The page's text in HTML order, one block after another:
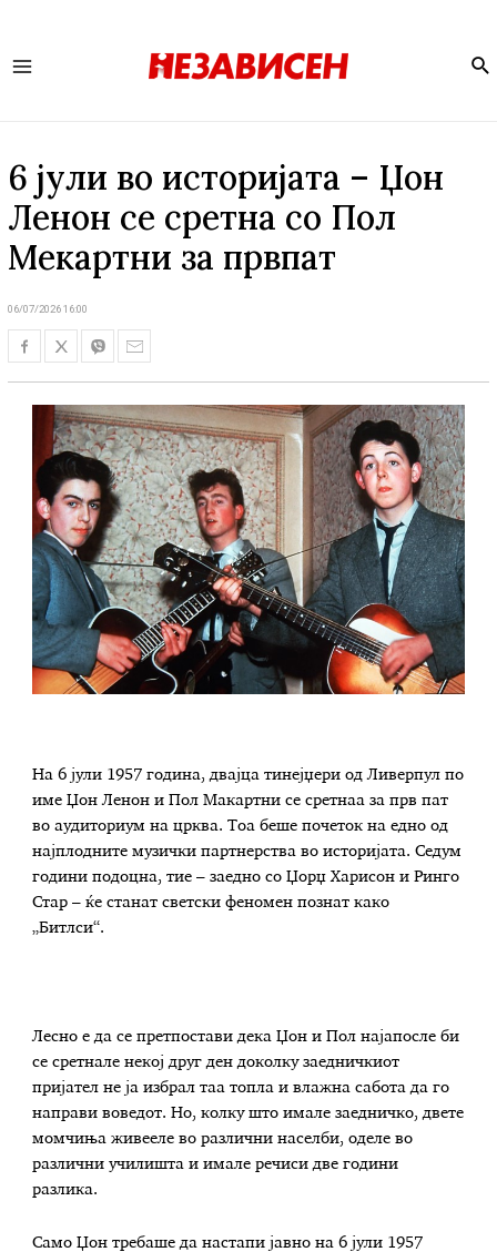
6 јули во историјата – Џон
Ленон се сретна со Пол
Мекартни за првпат
06/07/2026 16:00
На 6 јули 1957 година, двајца тинејџери од Ливерпул по
име Џон Ленон и Пол Макартни се сретнаа за прв пат
во аудиториум на црква. Тоа беше почеток на едно од
најплодните музички партнерства во историјата. Седум
години подоцна, тие – заедно со Џорџ Харисон и Ринго
Стар – ќе станат светски феномен познат како
„Битлси“.
Лесно е да се претпостави дека Џон и Пол најапосле би
се сретнале некој друг ден доколку заедничкиот
пријател не ја избрал таа топла и влажна сабота да го
направи воведот. Но, колку што имале заедничко, двете
момчиња живееле во различни населби, оделе во
различни училишта и имале речиси две години
разлика.
Само Џон требаше да настапи јавно на 6 јули 1957